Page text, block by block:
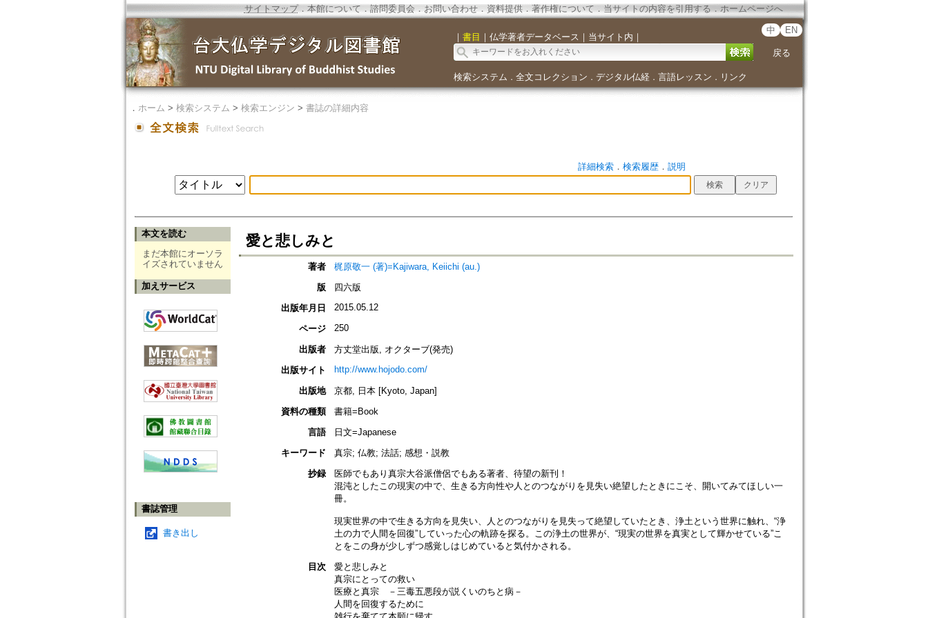
サイトマップ．本館について ． 諮問委員会． お問い合わせ． 資料提供． 著作権について．当サイトの内容を引用する ． ホームページへ
｜ 書目 ｜ 仏学著者データベース ｜ 当サイト内 ｜
中 EN
戻る
検索システム ． 全文コレクション ． デジタル仏経． 言語レッスン ． リンク
． ホーム > 検索システム > 検索エンジン > 書誌の詳細内容
詳細検索． 検索履歴． 説明
本文を読む
まだ本館にオーソラ
イズされていません
加えサービス
書誌管理
書き出し
愛と悲しみと
著者
梶原敬一 (著)=Kajiwara, Keiichi (au.)
版
四六版
出版年月日
2015.05.12
ページ 250
出版者
方丈堂出版, オクターブ(発売)
出版サイト
http://www.hojodo.com/
出版地
京都, 日本 [Kyoto, Japan]
資料の種類
書籍=Book
言語
日文=Japanese
キーワード
真宗; 仏教; 法話; 感想・説教
抄録
医師でもあり真宗大谷派僧侶でもある著者、待望の新刊！
混沌としたこの現実の中で、生きる方向性や人とのつながりを見失い絶望したときにこそ、開いてみてほしい一
冊。
現実世界の中で生きる方向を見失い、人とのつながりを見失って絶望していたとき、浄土という世界に触れ、“浄
土の力で人間を回復”していった心の軌跡を探る。この浄土の世界が、“現実の世界を真実として輝かせている”こ
とをこの身が少しずつ感覚しはじめていると気付かされる。
目次
愛と悲しみと
真宗にとっての救い
医療と真宗 －三毒五悪段が説くいのちと病－
人間を回復するために